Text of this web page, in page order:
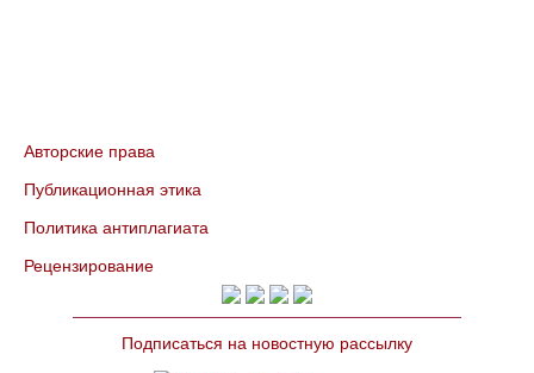
Авторские права
Публикационная этика
Политика антиплагиата
Рецензирование
Подписаться на новостную рассылку